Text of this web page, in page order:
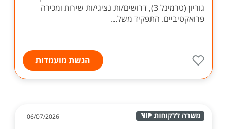
גוריון (טרמינל 3), דרושים/ות נציגי/ות שירות ומכירה
פרואקטיביים. התפקיד משל...
הגשת מועמדות
06/07/2026